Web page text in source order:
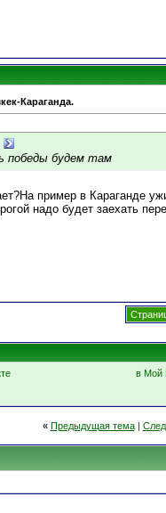
Караганда.
победы будем там
пример в Караганде
надо будет заехать
в Мой
« Предыдущая тема|